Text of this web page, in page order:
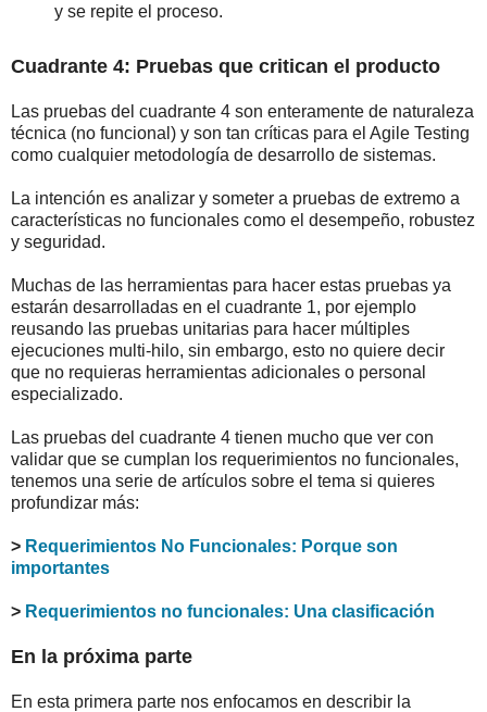
y se repite el proceso.
Cuadrante 4: Pruebas que critican el producto
Las pruebas del cuadrante 4 son enteramente de naturaleza
técnica (no funcional) y son tan críticas para el Agile Testing
como cualquier metodología de desarrollo de sistemas.
La intención es analizar y someter a pruebas de extremo a
características no funcionales como el desempeño, robustez
y seguridad.
Muchas de las herramientas para hacer estas pruebas ya
estarán desarrolladas en el cuadrante 1, por ejemplo
reusando las pruebas unitarias para hacer múltiples
ejecuciones multi-hilo, sin embargo, esto no quiere decir
que no requieras herramientas adicionales o personal
especializado.
Las pruebas del cuadrante 4 tienen mucho que ver con
validar que se cumplan los requerimientos no funcionales,
tenemos una serie de artículos sobre el tema si quieres
profundizar más:
> Requerimientos No Funcionales: Porque son
importantes
> Requerimientos no funcionales: Una clasificación
En la próxima parte
En esta primera parte nos enfocamos en describir la